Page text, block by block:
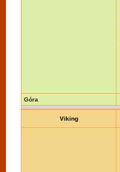
Góra
Viking